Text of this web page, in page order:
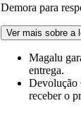
Demora para
Ver mais sobre a
Magalu
entrega.
Devolução
receber o